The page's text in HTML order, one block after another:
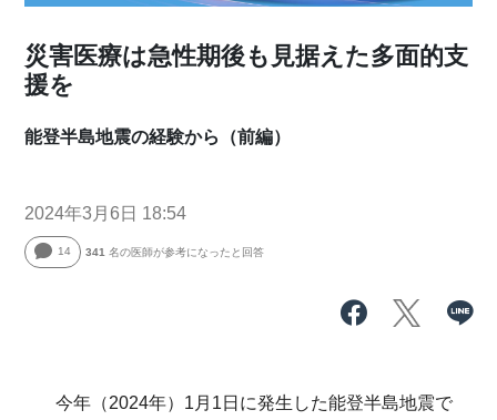
災害医療は急性期後も見据えた多面的支
援を
能登半島地震の経験から（前編）
2024年3月6日 18:54
14 341 名の医師が参考になったと回答
今年（2024年）1月1日に発生した能登半島地震で